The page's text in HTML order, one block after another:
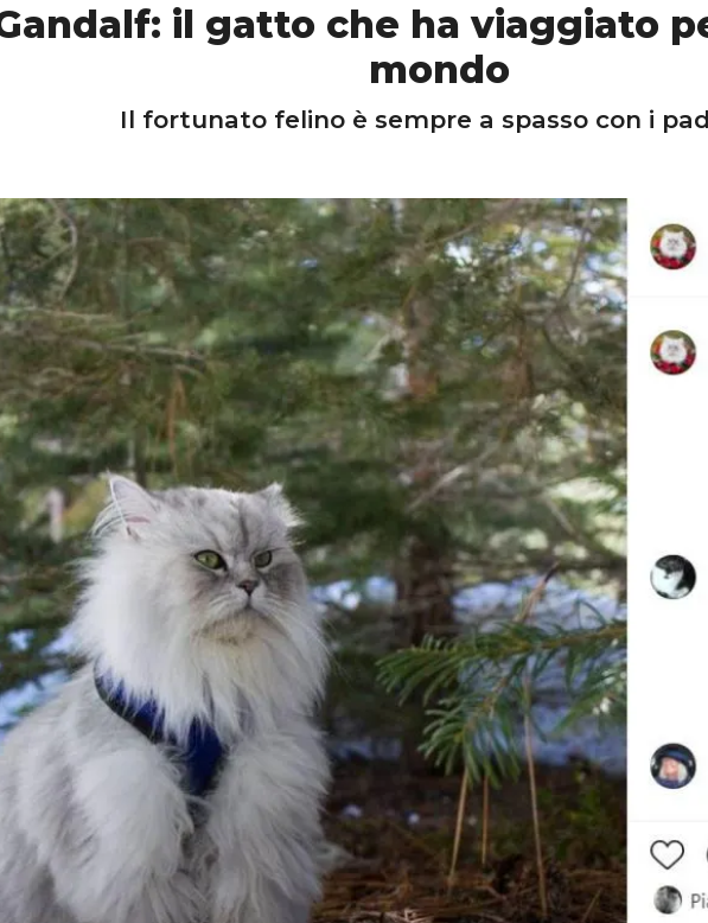
il gatto che ha viaggiato
mondo
Il fortunato felino è sempre a spasso con i